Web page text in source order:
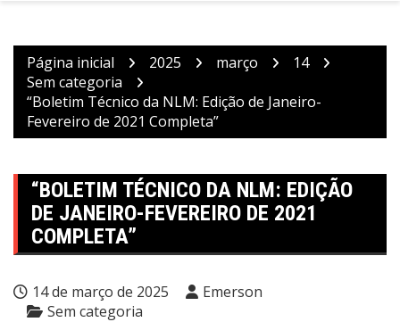
Página inicial 2025 março
14
Sem categoria
“Boletim Técnico da NLM: Edição de Janeiro-
Fevereiro de 2021 Completa”
“BOLETIM TÉCNICO DA NLM: EDIÇÃO
DE JANEIRO-FEVEREIRO DE 2021
COMPLETA”
14 de março de 2025
Emerson
Sem categoria